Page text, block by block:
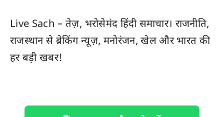
Live Sach – तेज़, भरोसेमंद हिंदी समाचार। राजनीति,
राजस्थानसे ब्रेकिंग न्यूज़, मनोरंजन, खेल औरभारत की
हर बड़ी खबर!